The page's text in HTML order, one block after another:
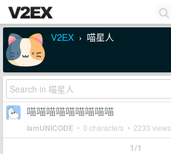
V2EX › 喵星人
喵喵喵喵喵喵喵喵喵
IamUNICODE • 0 characters • 2233 views
1/1